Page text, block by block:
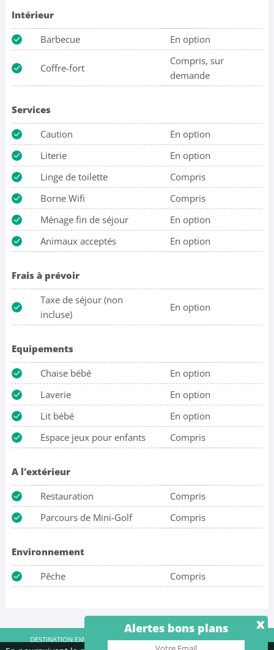
Alertes bons plans x
Intérieur
Barbecue
En option
Coffre-fort
Compris, sur
demande
Services
Caution
En option
Literie
En option
Linge de toilette
Compris
Borne Wifi
Compris
Ménage fin de séjour
En option
Animaux acceptés
En option
Frais à prévoir
Taxe de séjour (non
incluse)
En option
Equipements
Chaise bébé
En option
Laverie
En option
Lit bébé
En option
Espace jeux pour enfants
Compris
A l'extérieur
Restauration
Compris
Parcours de Mini-Golf
Compris
Environnement
Pêche
Compris
DESTINATION EXPRESS SAS - RCS Créteil 515 038 248 | Contact
|